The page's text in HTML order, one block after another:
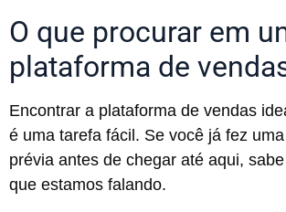
O que procurar em
plataforma de
Encontrar a plataforma de vendas
é uma tarefa fácil. Se você já fez
prévia antes de chegar até aqui,
que estamos falando.